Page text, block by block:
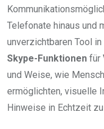
Telefonate hinaus und
unverzichtbaren Tool
Skype-Funktionen für
und Weise, wie
ermöglichten, visuelle
Hinweise in Echtzeit zu